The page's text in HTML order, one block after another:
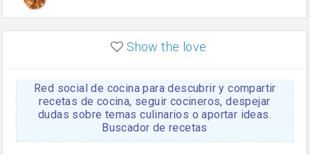
enLasaña casera fácil y
HOJALDROSA TV
enGachas de la abuela
Rosa
https://youtu.be/Mz69gcVO3sI
Rosa enReceta Del Bizcocho
Show the love
Red social de cocina para descubrir y compartir
recetas de cocina, seguir cocineros, despejar
dudas sobre temas culinarios o aportar ideas.
Buscador de recetas